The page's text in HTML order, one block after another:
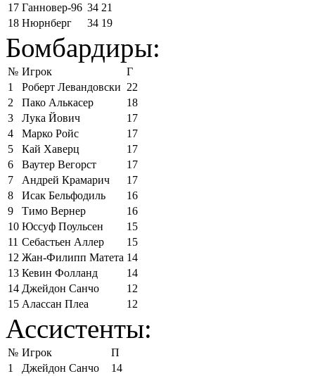
17 Ганновер-96 34 21
18 Нюрнберг 34 19
Бомбардиры:
№ Игрок
Г
1
Роберт Левандовски 22
2
Пако Алькасер
18
3
Лука Йович
17
4
Марко Ройс
17
5
Кай Хаверц
17
6
Ваутер Вегорст
17
7
Андрей Крамарич
17
8
Исак Бельфодиль
16
9
Тимо Вернер
16
10 Юссуф Поульсен
15
11 Себастьен Аллер
15
12 Жан-Филипп Матета 14
13 Кевин Фолланд
14
14 Джейдон Санчо
12
15 Алассан Плеа 12
Ассистенты:
№ Игрок
П
1
Джейдон Санчо
14